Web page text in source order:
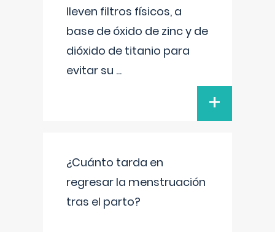
lleven filtros físicos, a
base de óxido de zinc y de
dióxido de titanio para
evitar su ...
+
¿Cuánto tarda en
regresar la menstruación
tras el parto?